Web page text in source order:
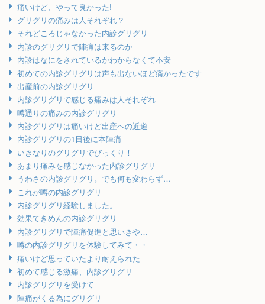
痛いけど、やって良かった!
グリグリの痛みは人それぞれ？
それどころじゃなかった内診グリグリ
内診のグリグリで陣痛は来るのか
内診はなにをされているかわからなくて不安
初めての内診グリグリは声も出ないほど痛かったです
出産前の内診グリグリ
内診グリグリで感じる痛みは人それぞれ
噂通りの痛みの内診グリグリ
内診グリグリは痛いけど出産への近道
内診グリグリの1日後に本陣痛
いきなりのグリグリでびっくり！
あまり痛みを感じなかった内診グリグリ
うわさの内診グリグリ。でも何も変わらず…
これが噂の内診グリグリ
内診グリグリ経験しました。
効果てきめんの内診グリグリ
内診グリグリで陣痛促進と思いきや…
噂の内診グリグリを体験してみて・・
痛いけど思っていたより耐えられた
初めて感じる激痛、内診グリグリ
内診グリグリを受けて
陣痛がくる為にグリグリ